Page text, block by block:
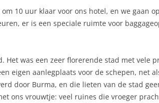
10 uur klaar voor ons hotel, en we gaan
er is een speciale ruimte voor
Het was een zeer florerende stad met vele
eigen aanlegplaats voor de schepen, net
door Burma, en die lieten van de stad
ons vrouwtje: veel ruines die vroeger